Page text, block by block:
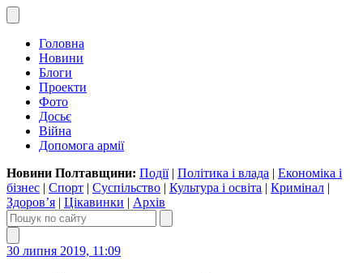
Головна
Новини
Блоги
Проекти
Фото
Досьє
Війна
Допомога армії
Новини Полтавщини: Події| Політика і влада | Економіка і
бізнес | Спорт | Суспільство | Культура і освіта | Кримінал |
Здоров’я | Цікавинки | Архів
30 липня 2019, 11:09